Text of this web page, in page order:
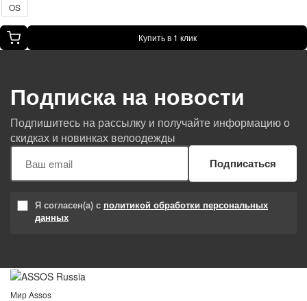
OS
Купить в 1 клик
Подписка на новости
Подпишитесь на рассылку и получайте информацию о
скидках и новинках велоодежды
Подписаться
Я согласен(а) с политикой обработки персональных
данных
Мир Assos